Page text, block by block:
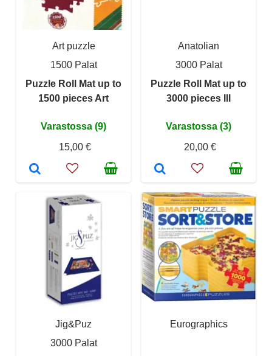
Art puzzle
1500 Palat
Puzzle Roll Mat up to
1500 pieces Art
Varastossa (9)
15,00 €
Anatolian
3000 Palat
Puzzle Roll Mat up to
3000 pieces III
Varastossa (3)
20,00 €
Jig&Puz
3000 Palat
Eurographics